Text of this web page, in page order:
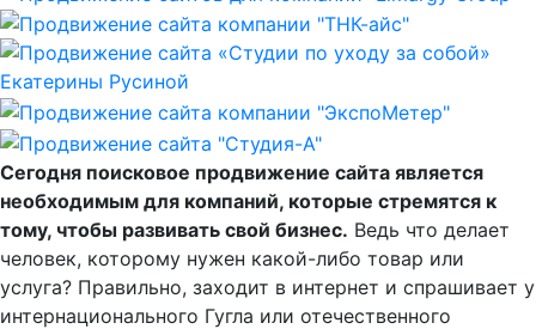
Сегодня поисковое продвижение сайта является
необходимым для компаний, которые стремятся к
тому, чтобы развивать свой бизнес. Ведь что делает
человек, которому нужен какой-либо товар или
услуга? Правильно, заходит в интернет и спрашивает у
интернационального Гугла или отечественного